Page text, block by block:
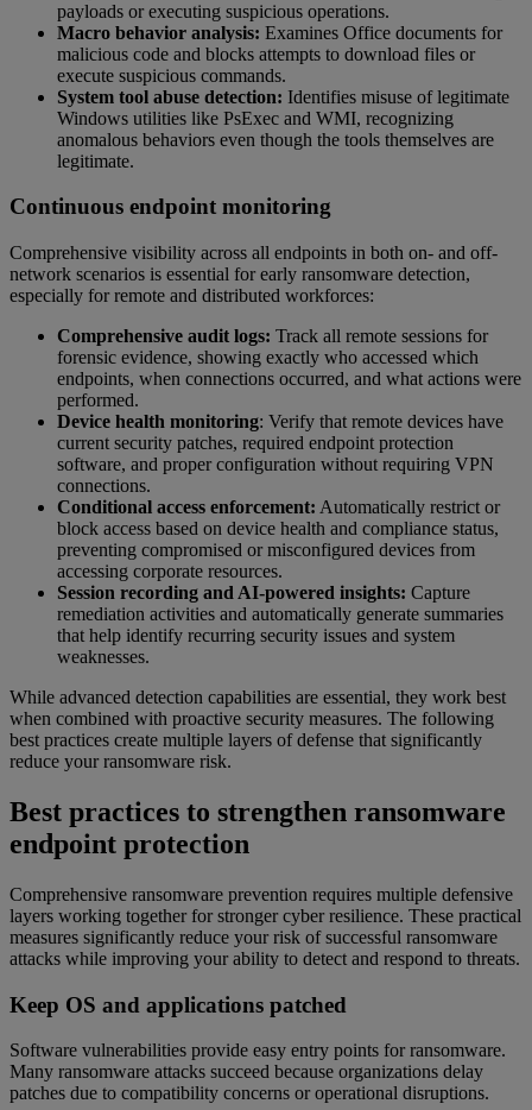
payloads or executing suspicious operations.
Macro behavior analysis: Examines Office documents for
malicious code and blocks attempts to download files or
execute suspicious commands.
System tool abuse detection: Identifies misuse of legitimate
Windows utilities like PsExec and WMI, recognizing
anomalous behaviors even though the tools themselves are
legitimate.
Continuous endpoint monitoring
Comprehensive visibility across all endpoints in both on- and off-
network scenarios is essential for early ransomware detection,
especially for remote and distributed workforces:
Comprehensive audit logs: Track all remote sessions for
forensic evidence, showing exactly who accessed which
endpoints, when connections occurred, and what actions were
performed.
Device health monitoring: Verify that remote devices have
current security patches, required endpoint protection
software, and proper configuration without requiring VPN
connections.
Conditional access enforcement: Automatically restrict or
block access based on device health and compliance status,
preventing compromised or misconfigured devices from
accessing corporate resources.
Session recording and AI-powered insights: Capture
remediation activities and automatically generate summaries
that help identify recurring security issues and system
weaknesses.
While advanced detection capabilities are essential, they work best
when combined with proactive security measures. The following
best practices create multiple layers of defense that significantly
reduce your ransomware risk.
Best practices to strengthen ransomware
endpoint protection
Comprehensive ransomware prevention requires multiple defensive
layers working together for stronger cyber resilience. These practical
measures significantly reduce your risk of successful ransomware
attacks while improving your ability to detect and respond to threats.
Keep OS and applications patched
Software vulnerabilities provide easy entry points for ransomware.
Many ransomware attacks succeed because organizations delay
patches due to compatibility concerns or operational disruptions.